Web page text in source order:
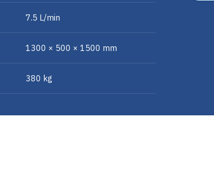
7.5 L/min
1300 × 500 × 1500 mm
380 kg